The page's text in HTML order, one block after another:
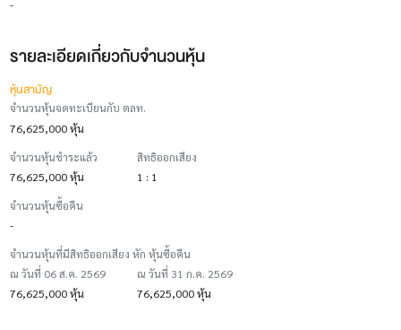
-
รายละเอียดเกี่ยวกับจำนวนหุ้น
หุ้นสามัญ
จำนวนหุ้นจดทะเบียนกับ ตลท.
76,625,000 หุ้น
จำนวนหุ้นชำระแล้ว
76,625,000 หุ้น
สิทธิออกเสียง
1 : 1
จำนวนหุ้นซื้อคืน
-
จำนวนหุ้นที่มีสิทธิออกเสียง หัก หุ้นซื้อคืน
ณ วันที่ 06 ส.ค. 2569
76,625,000 หุ้น
ณ วันที่ 31 ก.ค. 2569
76,625,000 หุ้น